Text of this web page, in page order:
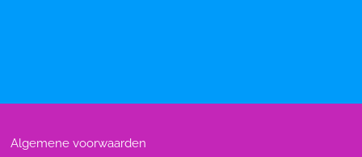
Algemene voorwaarden